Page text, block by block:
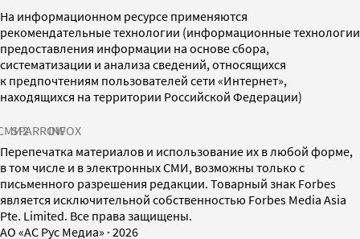
На информационном ресурсе применяются
рекомендательные технологии (информационные технологии
предоставления информации на основе сбора,
систематизации и анализа сведений, относящихся
к предпочтениям пользователей сети «Интернет»,
находящихся на территории Российской Федерации)
SPARROWINFOX
Перепечатка материалов и использование их в любой форме,
в том числе и в электронных СМИ, возможны только с
письменного разрешения редакции. Товарный знак Forbes
является исключительной собственностью Forbes Media Asia
Pte. Limited. Все права защищены.
AO «АС Рус Медиа» · 2026